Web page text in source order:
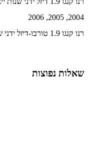
2004, 2005, 2006
רנו קנגו 1.9 טורבו-דיזל ידני שנות ייצור: 2001, 2002, 2003, 2004
שאלות נפוצות